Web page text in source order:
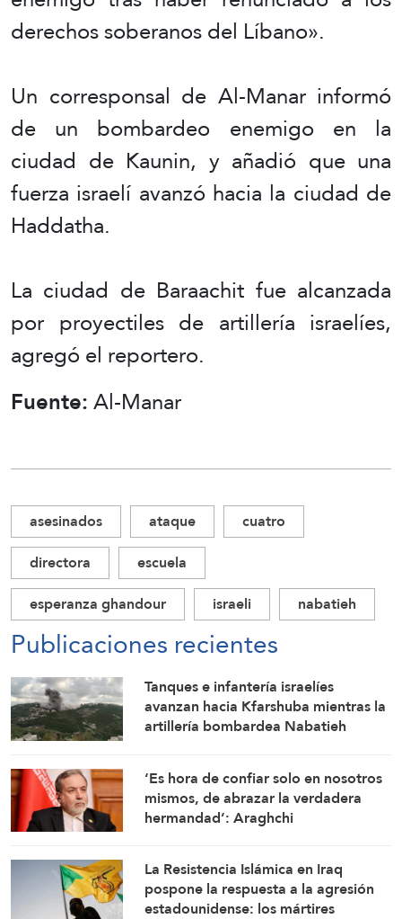
derechos soberanos del Líbano».
Un corresponsal de Al-Manar informó
de un bombardeo enemigo en la
ciudad de Kaunin, y añadió que una
fuerza israelí avanzó hacia la ciudad de
Haddatha.
La ciudad de Baraachit fue alcanzada
por proyectiles de artillería israelíes,
agregó el reportero.
Fuente:Al-Manar
asesinados ataque
cuatro
directora
escuela
esperanza ghandour
israeli nabatieh
Publicaciones recientes
Tanques e infantería israelíes
avanzan hacia Kfarshuba mientras la
artillería bombardea Nabatieh
‘Es hora de confiar solo en nosotros
mismos, de abrazar la verdadera
hermandad’: Araghchi
La Resistencia Islámica en Iraq
pospone la respuesta a la agresión
estadounidense: los mártires